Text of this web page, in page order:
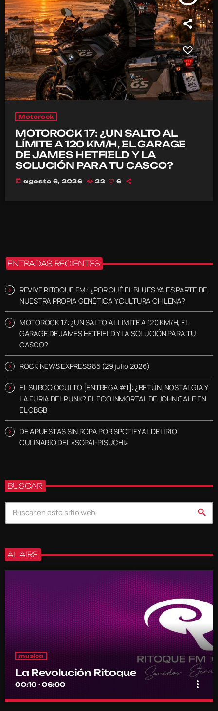
Motorock
MOTOROCK 17: ¿UN SALTO AL
LÍMITE A 120 KM/H, EL GARAGE
DE JAMES HETFIELD Y LA
SOLUCIÓN PARA TU CASCO?
today agosto 6, 2026 22 6
ENTRADAS RECIENTES
REVIVE RITOQUE FM : ¿POR QUÉ EL BLUES YA ES PARTE DE
NUESTRA PROPIA GENÉTICA Y CULTURA CHILENA?
MOTOROCK 17: ¿UN SALTO AL LÍMITE A 120 KM/H, EL
GARAGE DE JAMES HETFIELD Y LA SOLUCIÓN PARA TU
CASCO?
ROCK NEWS EXPRESS 85 (29 julio 2026)
EL SURCO OCULTO [ENTREGA #1]: ¿BETÚN, NOSTALGIA Y
LA FURIA DEL PUNK? EL ECO INMORTAL DE JOHN CALE EN
EL CBGB
DE APUESTAS SIN ROPA POR SPOTIFY AL DELIRIO
CULINARIO DEL «SOPAI-PISUCHI»
BUSCAR
search
AL AIRE
musica
La Revolución Ritoque
00:10 - 06:00 more_vert